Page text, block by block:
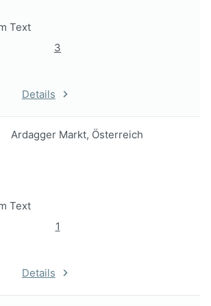
Text
3
Details
Ardagger Markt, Österreich
Text
1
Details